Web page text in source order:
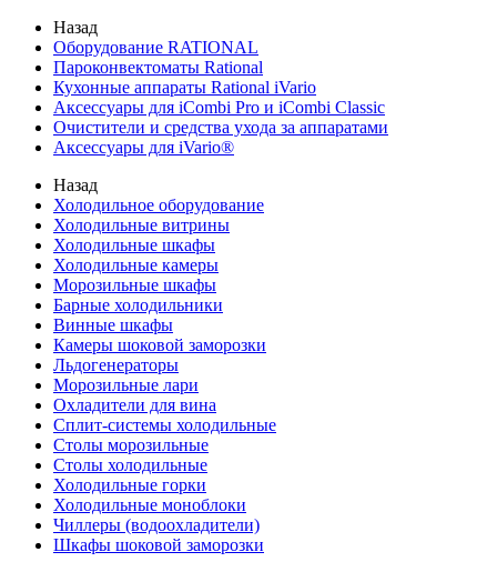
Назад
Оборудование RATIONAL
Пароконвектоматы Rational
Кухонные аппараты Rational iVario
Аксессуары для iCombi Pro и iCombi Classic
Очистители и средства ухода за аппаратами
Аксессуары для iVario®
Назад
Холодильное оборудование
Холодильные витрины
Холодильные шкафы
Холодильные камеры
Морозильные шкафы
Барные холодильники
Винные шкафы
Камеры шоковой заморозки
Льдогенераторы
Морозильные лари
Охладители для вина
Сплит-системы холодильные
Столы морозильные
Столы холодильные
Холодильные горки
Холодильные моноблоки
Чиллеры (водоохладители)
Шкафы шоковой заморозки